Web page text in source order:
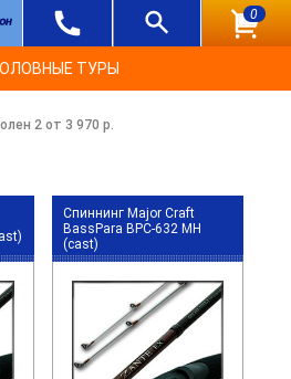
0
ТУРЫ
2 от 3 970 р.
Спиннинг Major Craft
BassPara BPC-632 MH
(cast)